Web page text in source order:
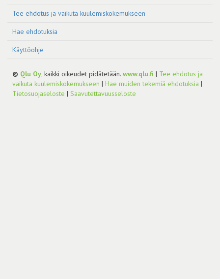
Tee ehdotus ja vaikuta kuulemiskokemukseen
Hae ehdotuksia
Käyttöohje
© Qlu Oy , kaikki oikeudet pidätetään. www.qlu.fi | Tee ehdotus ja
vaikuta kuulemiskokemukseen | Hae muiden tekemiä ehdotuksia |
Tietosuojaseloste | Saavutettavuusseloste